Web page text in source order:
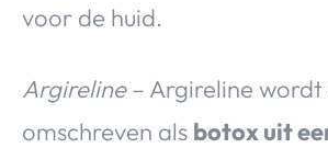
voor de huid.
Argireline– Argireline wordt
omschreven als botox uit